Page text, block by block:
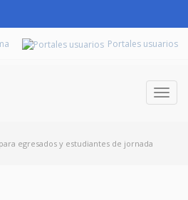
Portales usuarios
egresados y estudiantes de jornada